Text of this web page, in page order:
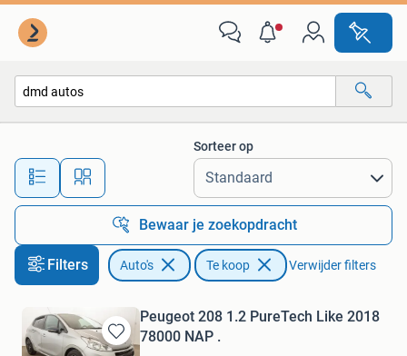
Alle afstanden…
Sorteer op
Bewaar je zoekopdracht
Filters Auto's Te koop Verwijder filters
Bewaren
Peugeot 208 1.2 PureTech Like 2018
78000 NAP .